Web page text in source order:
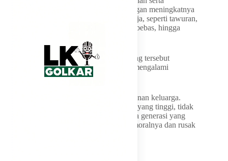
penggunaan gawai tanpa pengawasan dengan meningkatnya
berbagai persoalan sosial di kalangan remaja, seperti tawuran,
perundungan (bullying), geng motor, seks bebas, hingga
Menurutnya, berbagai perilaku menyimpang tersebut
merupakan sinyal bahwa fungsi keluarga mengalami
“Benteng pertahanan terbaik adalah ketahanan keluarga.
Tidak ada gunanya pertumbuhan ekonomi yang tinggi, tidak
ada gunanya infrastruktur yang megah, jika generasi yang
mewarisinya adalah generasi yang rapuh moralnya dan rusak